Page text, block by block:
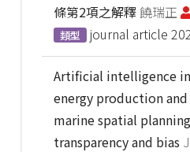
條第2項之解釋饒瑞正
類型 journal article
Artificial intelligence
energy production
marine spatial
transparency and bias